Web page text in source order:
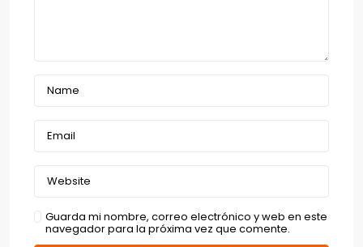
Guarda mi nombre, correo electrónico y web en este
navegador para la próxima vez que comente.